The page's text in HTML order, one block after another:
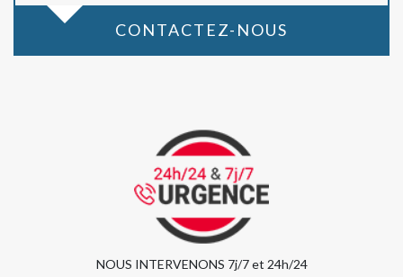
CONTACTEZ-NOUS
NOUS INTERVENONS 7j/7 et 24h/24